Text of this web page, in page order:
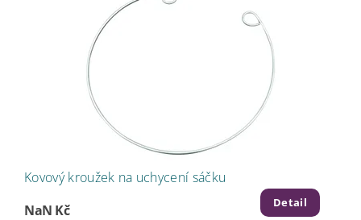
Kovový kroužek na uchycení sáčku
NaN Kč
Detail